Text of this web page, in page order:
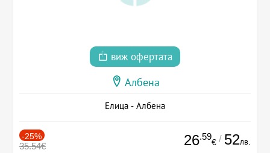
виж офертата
Албена
Елица - Албена
-25%
35.54€ 26.59
€ / 52лв.